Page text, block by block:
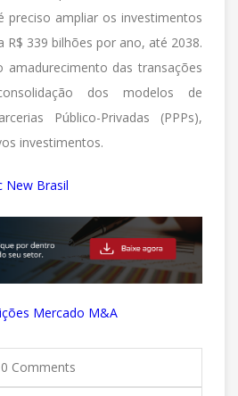
preciso ampliar os investimentos
R$ 339 bilhões por ano, até 2038.
amadurecimento das transações
dos modelos de
Público-Privadas (PPPs),
investimentos.
New Brasil
Mercado M&A
0 Comments